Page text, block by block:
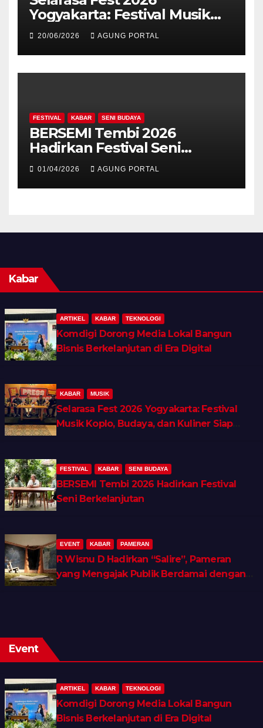
Yogyakarta: Festival Musik
Koplo, Budaya, dan Kuliner
Siap Guncang Rocket Arena
20/06/2026 AGUNG PORTAL
FESTIVAL KABAR SENI BUDAYA
BERSEMI Tembi 2026
Hadirkan Festival Seni
Berkelanjutan
01/04/2026 AGUNG PORTAL
Kabar
ARTIKEL KABAR TEKNOLOGI
Komdigi Dorong Media Lokal Bangun
Bisnis Berkelanjutan di Era Digital
KABAR MUSIK
Selarasa Fest 2026 Yogyakarta: Festival
Musik Koplo, Budaya, dan Kuliner Siap
FESTIVAL KABAR SENI BUDAYA
BERSEMI Tembi 2026 Hadirkan Festival
Seni Berkelanjutan
EVENT KABAR PAMERAN
R Wisnu D Hadirkan “Salire”, Pameran
yang Mengajak Publik Berdamai dengan
Event
ARTIKEL KABAR TEKNOLOGI
Komdigi Dorong Media Lokal Bangun
Bisnis Berkelanjutan di Era Digital